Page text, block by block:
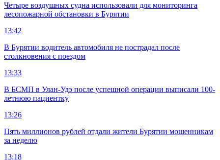
Четыре воздушных судна использовали для мониторинга
лесопожарной обстановки в Бурятии
13:42
В Бурятии водитель автомобиля не пострадал после
столкновения с поездом
13:33
В БСМП в Улан-Удэ после успешной операции выписали 100-
летнюю пациентку
13:26
Пять миллионов рублей отдали жители Бурятии мошенникам
за неделю
13:18